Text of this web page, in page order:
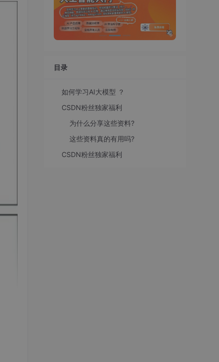
目录
如何学习AI大模型 ？
CSDN粉丝独家福利
为什么分享这些资料?
这些资料真的有用吗?
CSDN粉丝独家福利